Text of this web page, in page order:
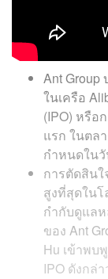
Ant Group
ในเครือ
(IPO) หรือ
แรก ในตล
กำหนดใน
การตัดสินใ
สูงที่สุดใน
กำกับดูแล
ของ Ant
Hu เข้าพบ
IPO ดังกล่า